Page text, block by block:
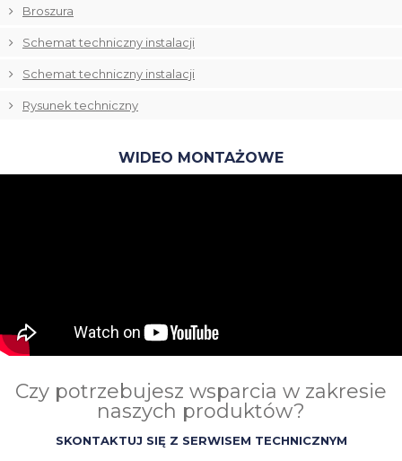
Broszura
Schemat techniczny instalacji
Schemat techniczny instalacji
Rysunek techniczny
WIDEO MONTAŻOWE
Czy potrzebujesz wsparcia w zakresie
naszych produktów?
SKONTAKTUJ SIĘ Z SERWISEM TECHNICZNYM